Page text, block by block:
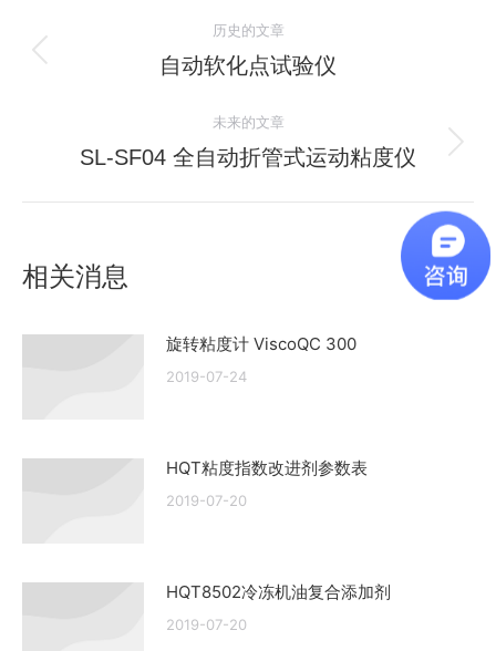
章
历史的文章
历
的
文
自动软化点试验仪
未来的文章
未
SL-SF04 全自动折管式运动粘度仪
相关消息
旋转粘度计 ViscoQC 300
2019-07-24
HQT粘度指数改进剂参数表
2019-07-20
HQT8502冷冻机油复合添加剂
2019-07-20